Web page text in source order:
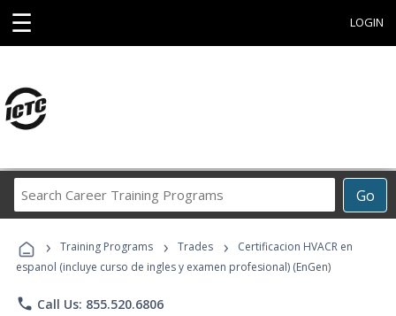
☰ LOGIN
Go
Career
Programs
› Training Programs › Trades ›
Certificacion HVACR en
espanol (incluye curso de ingles y examen profesional) (EnGen)
phone Call Us: 855.520.6806